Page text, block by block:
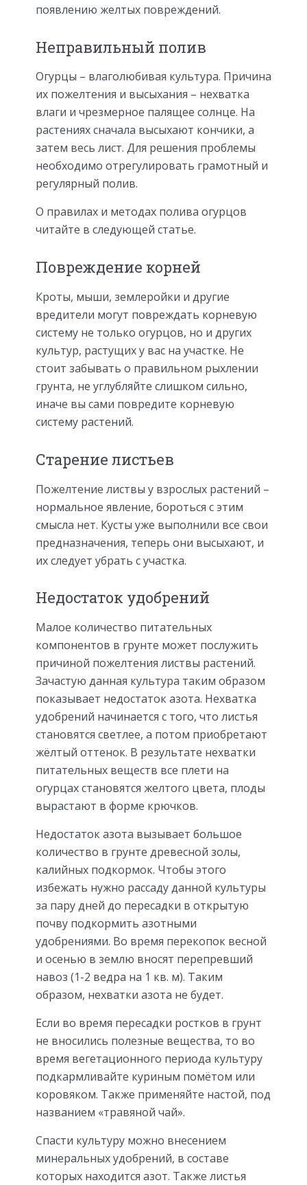
появлению желтых повреждений.
Неправильный полив
Огурцы – влаголюбивая культура. Причина
их пожелтения и высыхания – нехватка
влаги и чрезмерное палящее солнце. На
растениях сначала высыхают кончики, а
затем весь лист. Для решения проблемы
необходимо отрегулировать грамотный и
регулярный полив.
О правилах и методах полива огурцов
читайте в следующей статье.
Повреждение корней
Кроты, мыши, землеройки и другие
вредители могут повреждать корневую
систему не только огурцов, но и других
культур, растущих у вас на участке. Не
стоит забывать о правильном рыхлении
грунта, не углубляйте слишком сильно,
иначе вы сами повредите корневую
систему растений.
Старение листьев
Пожелтение листвы у взрослых растений –
нормальное явление, бороться с этим
смысла нет. Кусты уже выполнили все свои
предназначения, теперь они высыхают, и
их следует убрать с участка.
Недостаток удобрений
Малое количество питательных
компонентов в грунте может послужить
причиной пожелтения листвы растений.
Зачастую данная культура таким образом
показывает недостаток азота. Нехватка
удобрений начинается с того, что листья
становятся светлее, а потом приобретают
жёлтый оттенок. В результате нехватки
питательных веществ все плети на
огурцах становятся желтого цвета, плоды
вырастают в форме крючков.
Недостаток азота вызывает большое
количество в грунте древесной золы,
калийных подкормок. Чтобы этого
избежать нужно рассаду данной культуры
за пару дней до пересадки в открытую
почву подкормить азотными
удобрениями. Во время перекопок весной
и осенью в землю вносят перепревший
навоз (1-2 ведра на 1 кв. м). Таким
образом, нехватки азота не будет.
Если во время пересадки ростков в грунт
не вносились полезные вещества, то во
время вегетационного периода культуру
подкармливайте куриным помётом или
коровяком. Также применяйте настой, под
названием «травяной чай».
Спасти культуру можно внесением
минеральных удобрений, в составе
которых находится азот. Также листья